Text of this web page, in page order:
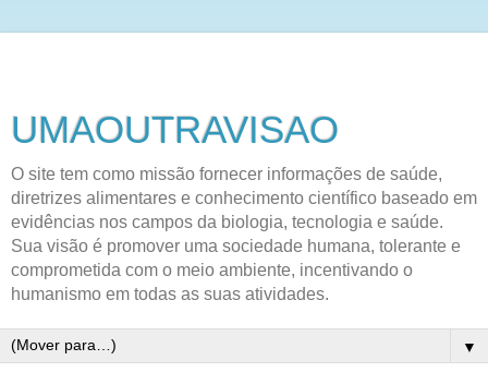
UMAOUTRAVISAO
O site tem como missão fornecer informações de saúde,
diretrizes alimentares e conhecimento científico baseado em
evidências nos campos da biologia, tecnologia e saúde.
Sua visão é promover uma sociedade humana, tolerante e
comprometida com o meio ambiente, incentivando o
humanismo em todas as suas atividades.
▼